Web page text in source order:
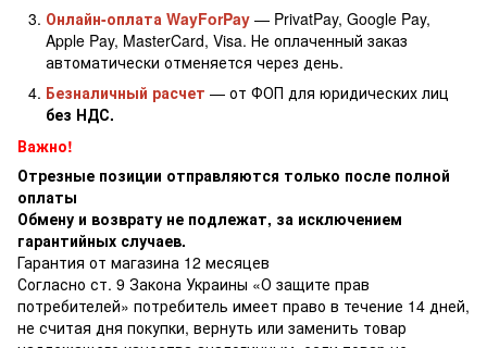
Онлайн-оплата WayForPay — PrivatPay, Google Pay,
Apple Pay, MasterCard, Visa. Не оплаченный заказ
автоматически отменяется через день.
Безналичный расчет — от ФОП для юридических лиц
без НДС.
Важно!
Отрезные позиции отправляются только после полной
оплаты
Обмену и возврату не подлежат, за исключением
гарантийных случаев.
Гарантия от магазина 12 месяцев
Согласно ст. 9 Закона Украины «О защите прав
потребителей» потребитель имеет право в течение 14 дней,
не считая дня покупки, вернуть или заменить товар